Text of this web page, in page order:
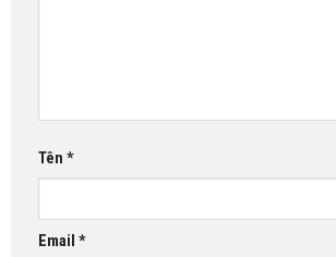
Tên *
Email *